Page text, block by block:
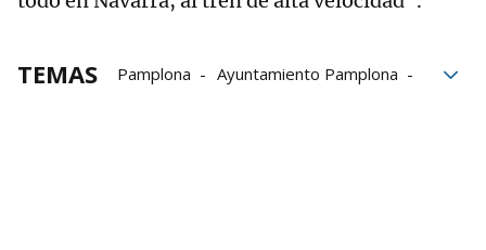
TEMAS Pamplona
Ayuntamiento Pamplona